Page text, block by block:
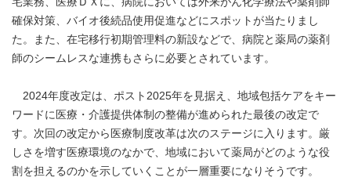
確保対策、バイオ後続品使用促進などにスポットが当たりまし
た。また、在宅移行初期管理料の新設などで、病院と薬局の薬剤
師のシームレスな連携もさらに必要とされています。
2024年度改定は、ポスト2025年を見据え、地域包括ケアをキー
ワードに医療・介護提供体制の整備が進められた最後の改定で
す。次回の改定から医療制度改革は次のステージに入ります。厳
しさを増す医療環境のなかで、地域において薬局がどのような役
割を担えるのかを示していくことが一層重要になりそうです。